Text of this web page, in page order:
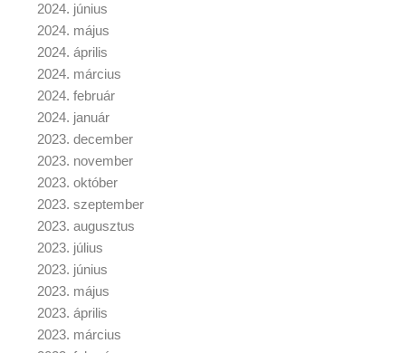
2024. június
2024. május
2024. április
2024. március
2024. február
2024. január
2023. december
2023. november
2023. október
2023. szeptember
2023. augusztus
2023. július
2023. június
2023. május
2023. április
2023. március